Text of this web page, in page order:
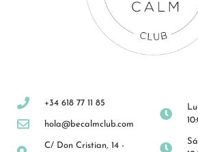
+34 618 77 11 85
hola@becalmclub.com
C/ Don Cristian, 14 -